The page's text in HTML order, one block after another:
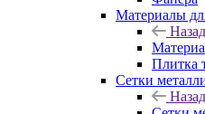
Материалы
Назад
Плитка
Сетки
Назад